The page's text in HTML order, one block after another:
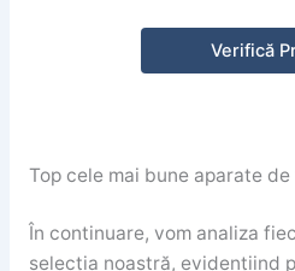
Verifică
Top cele mai bune aparate
În continuare, vom analiza
selecția noastră, evidențiind